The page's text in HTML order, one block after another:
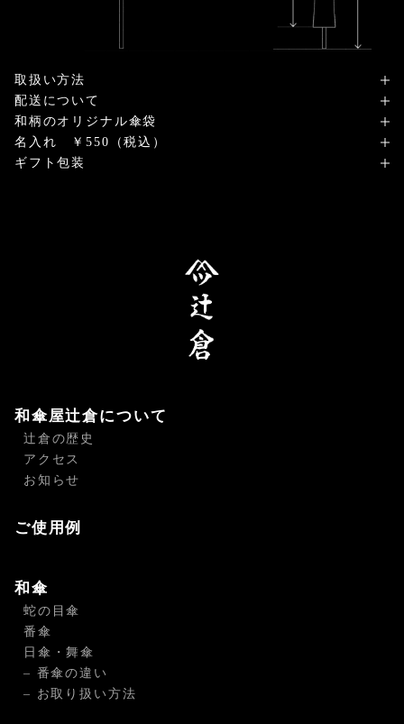
取扱い方法
配送について
和柄のオリジナル傘袋
名入れ ￥550（税込）
ギフト包装
和傘屋辻倉について
辻倉の歴史
アクセス
お知らせ
ご使用例
和傘
蛇の目傘
番傘
日傘・舞傘
– 番傘の違い
– お取り扱い方法